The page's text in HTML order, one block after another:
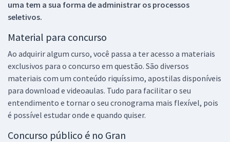
uma tem a sua forma de administrar os processos
seletivos.
Material para concurso
Ao adquirir algum curso, você passa a ter acesso a materiais
exclusivos para o concurso em questão. São diversos
materiais com um conteúdo riquíssimo, apostilas disponíveis
para download e videoaulas. Tudo para facilitar o seu
entendimento e tornar o seu cronograma mais flexível, pois
é possível estudar onde e quando quiser.
Concurso público é no Gran